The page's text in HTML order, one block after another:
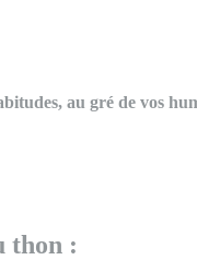
au gré de vos
thon :